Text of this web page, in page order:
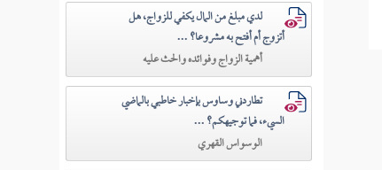
لدي مبلغ من المال يكفي للزواج، هل
أتزوج أم أفتح به مشروعا؟ ...
أهمية الزواج وفوائده والحث عليه
تطاردني وساوس بإخبار خاطبي بالماضي
السيء، فما توجيهكم؟ ...
الوسواس القهري